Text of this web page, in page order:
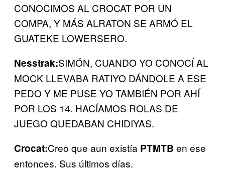
CONOCIMOS AL CROCAT POR UN
COMPA, Y MÁS ALRATON SE ARMÓ EL
GUATEKE LOWERSERO.
Nesstrak:SIMÓN, CUANDO YO CONOCÍ AL
MOCK LLEVABA RATIYO DÁNDOLE A ESE
PEDO Y ME PUSE YO TAMBIÉN POR AHÍ
POR LOS 14. HACÍAMOS ROLAS DE
JUEGO QUEDABAN CHIDIYAS.
Crocat:Creo que aun existía PTMTB en ese
entonces. Sus últimos días.